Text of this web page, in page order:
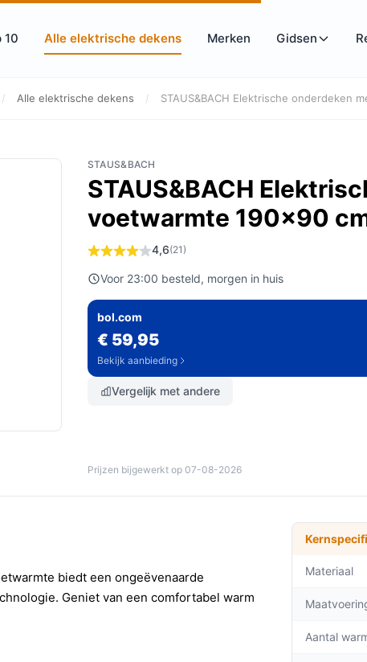
10 Alle elektrische dekens Merken Gidsen
/ Alle elektrische dekens / STAUS&BACH Elektrische onderdeken
STAUS&BACH
STAUS&BACH
voetwarmte 190x90
4,6(21)
Voor 23:00 besteld, morgen in huis
bol.com
€ 59,95
Bekijk aanbieding
Vergelijk met andere
Prijzen bijgewerkt op 07-08-2026
biedt een ongeëvenaarde
Geniet van een comfortabel warm
Materiaal
Aantal